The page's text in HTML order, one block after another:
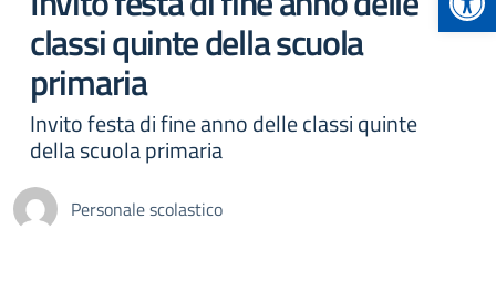
classi quinte della scuola
primaria
Invito festa di fine anno delle classi quinte
della scuola primaria
Personale scolastico